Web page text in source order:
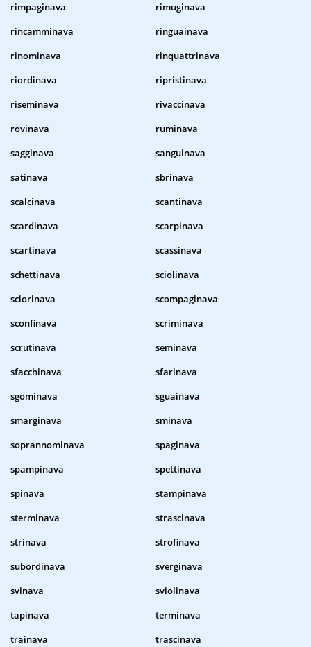
rimpaginava
rimuginava
rincamminava
ringuainava
rinominava
rinquattrinava
riordinava
ripristinava
riseminava
rivaccinava
rovinava
ruminava
sagginava
sanguinava
satinava
sbrinava
scalcinava
scantinava
scardinava
scarpinava
scartinava
scassinava
schettinava
sciolinava
sciorinava
scompaginava
sconfinava
scriminava
scrutinava
seminava
sfacchinava
sfarinava
sgominava
sguainava
smarginava
sminava
soprannominava
spaginava
spampinava
spettinava
spinava
stampinava
sterminava
strascinava
strinava
strofinava
subordinava
sverginava
svinava
sviolinava
tapinava
terminava
trainava
trascinava